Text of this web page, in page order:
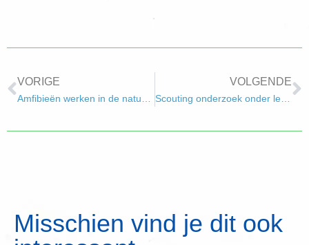
VORIGE VOLGENDE
Misschien vind je dit ook